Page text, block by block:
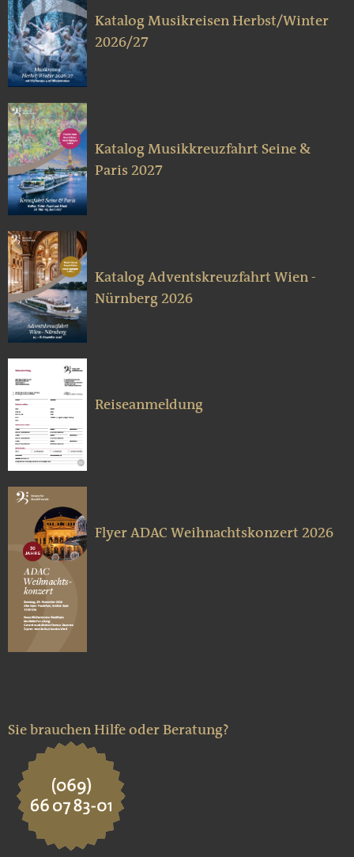
Katalog Musikreisen Herbst/Winter
2026/27
Katalog Musikkreuzfahrt Seine &
Paris 2027
Katalog Adventskreuzfahrt Wien -
Nürnberg 2026
Reiseanmeldung
Flyer ADAC Weihnachtskonzert 2026
Sie brauchen Hilfe oder Beratung?